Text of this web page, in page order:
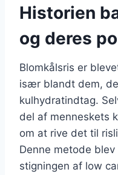
Historien
og deres
Blomkålsris er
især blandt dem,
kulhydratindtag.
del af menneskets
om at rive det til
Denne metode
stigningen af low